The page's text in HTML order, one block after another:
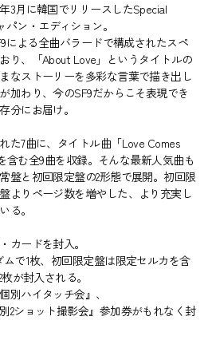
3月に韓国でリリースしたSpecial
ン・エディション。
による全曲バラードで構成されたスペ
り、「About Love」というタイトルの
なストーリーを多彩な言葉で描き出し
加わり、今のSF9だからこそ表現でき
分にお届け。
た7曲に、タイトル曲「Love Comes
含む全9曲を収録。そんな最新人気曲も
盤と初回限定盤の2形態で展開。初回限
よりページ数を増やした、より充実し
る。
カードを封入。
で1枚、初回限定盤は限定セルカを含
が封入される。
別ハイタッチ会』、
2ショット撮影会』参加券がもれなく封